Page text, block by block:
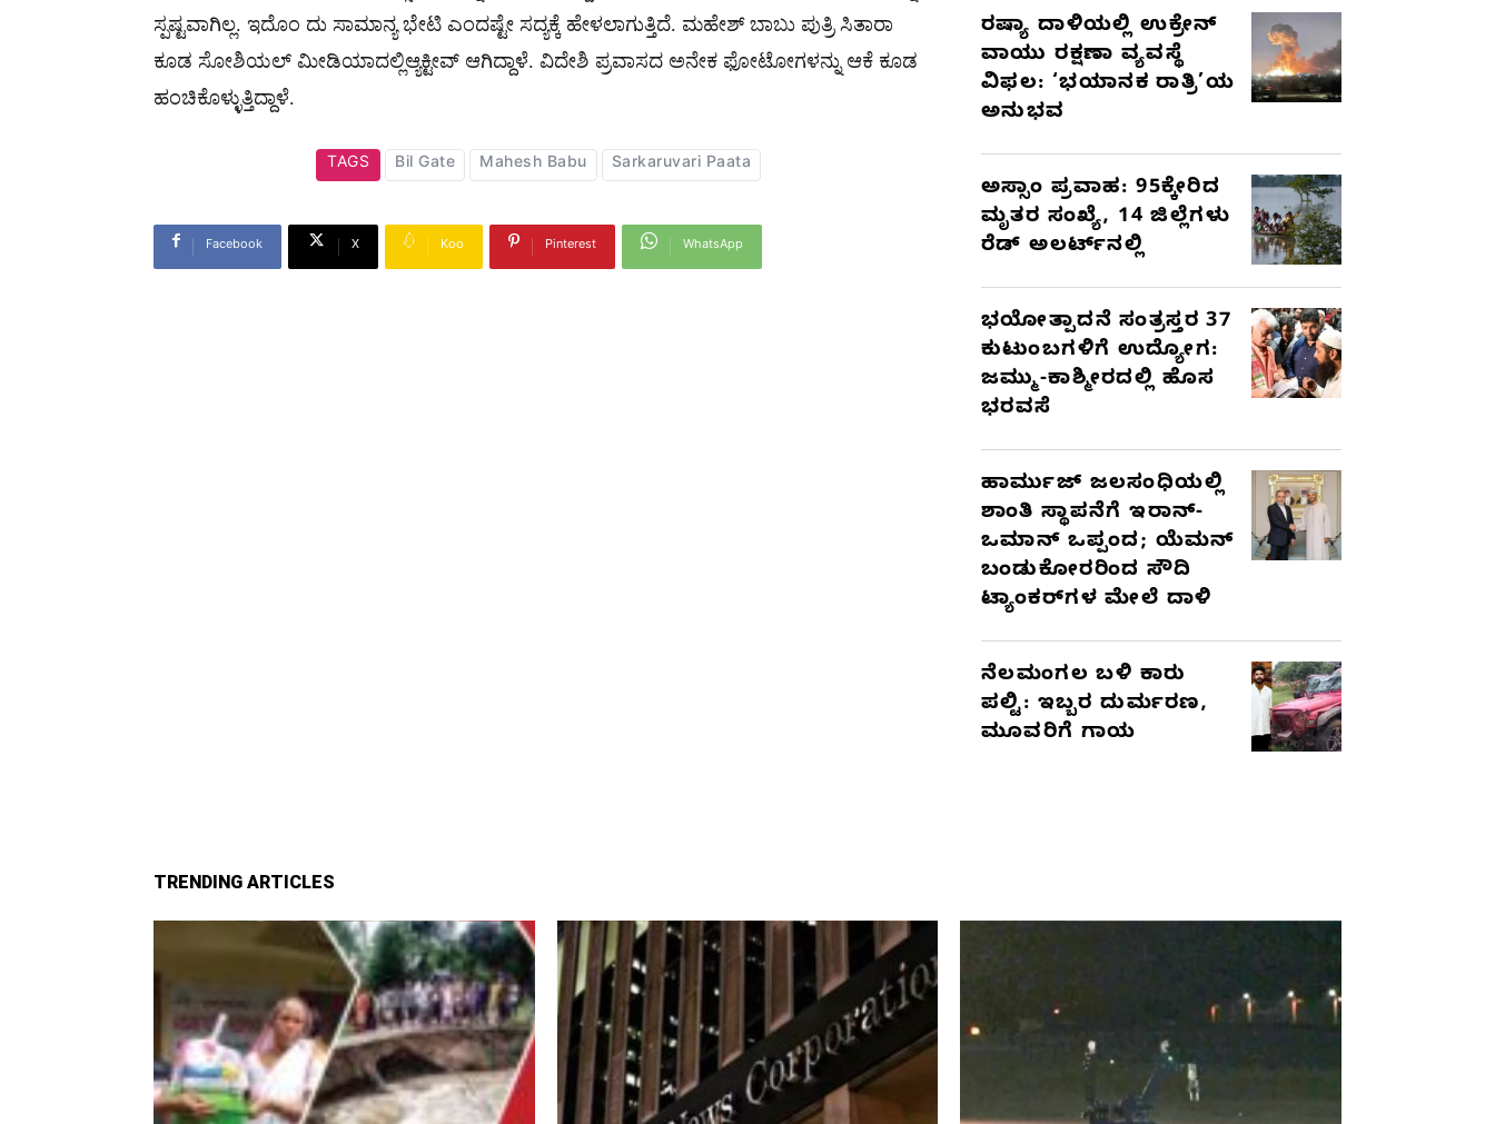
ಸ್ಪಷ್ಟವಾಗಿಲ್ಲ. ಇದೊಂ ದು ಸಾಮಾನ್ಯ ಭೇಟಿ ಎಂದಷ್ಟೇ ಸದ್ಯಕ್ಕೆ ಹೇಳಲಾಗುತ್ತಿದೆ. ಮಹೇಶ್ ಬಾಬು ಪುತ್ರಿ ಸಿತಾರಾ
ಕೂಡ ಸೋಶಿಯಲ್ ಮೀಡಿಯಾದಲ್ಲಿಆ್ಯಕ್ಟೀವ್ ಆಗಿದ್ದಾಳೆ. ವಿದೇಶಿ ಪ್ರವಾಸದ ಅನೇಕ ಫೋಟೋಗಳನ್ನು ಆಕೆ ಕೂಡ
ಹಂಚಿಕೊಳ್ಳುತ್ತಿದ್ದಾಳೆ.
TAGS Bil Gate Mahesh Babu Sarkaruvari Paata
Facebook X Koo Pinterest WhatsApp
ರಷ್ಯಾ ದಾಳಿಯಲ್ಲಿ ಉಕ್ರೇನ್
ವಾಯು ರಕ್ಷಣಾ ವ್ಯವಸ್ಥೆ
ವಿಫಲ: ‘ಭಯಾನಕ ರಾತ್ರಿ’ಯ
ಅನುಭವ
ಅಸ್ಸಾಂ ಪ್ರವಾಹ: 95ಕ್ಕೇರಿದ
ಮೃತರ ಸಂಖ್ಯೆ, 14 ಜಿಲ್ಲೆಗಳು
ರೆಡ್ ಅಲರ್ಟ್‌ನಲ್ಲಿ
ಭಯೋತ್ಪಾದನೆ ಸಂತ್ರಸ್ತರ 37
ಕುಟುಂಬಗಳಿಗೆ ಉದ್ಯೋಗ:
ಜಮ್ಮು-ಕಾಶ್ಮೀರದಲ್ಲಿ ಹೊಸ
ಭರವಸೆ
ಹಾರ್ಮುಜ್ ಜಲಸಂಧಿಯಲ್ಲಿ
ಶಾಂತಿ ಸ್ಥಾಪನೆಗೆ ಇರಾನ್-
ಒಮಾನ್ ಒಪ್ಪಂದ; ಯೆಮನ್
ಬಂಡುಕೋರರಿಂದ ಸೌದಿ
ಟ್ಯಾಂಕರ್‌ಗಳ ಮೇಲೆ ದಾಳಿ
ನೆಲಮಂಗಲ ಬಳಿ ಕಾರು
ಪಲ್ಟಿ: ಇಬ್ಬರ ದುರ್ಮರಣ,
ಮೂವರಿಗೆ ಗಾಯ
TRENDING ARTICLES